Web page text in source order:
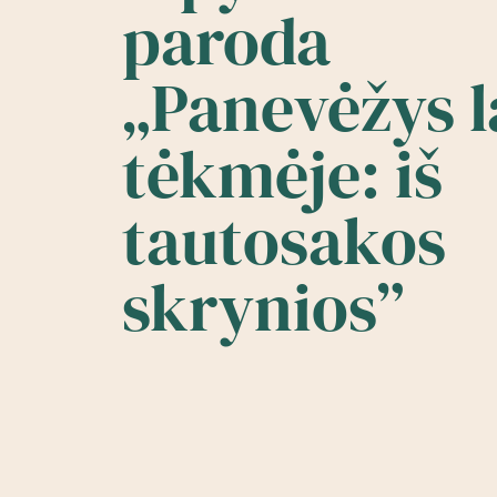
paroda
„Panevėžys
tėkmėje: iš
tautosakos
skrynios”